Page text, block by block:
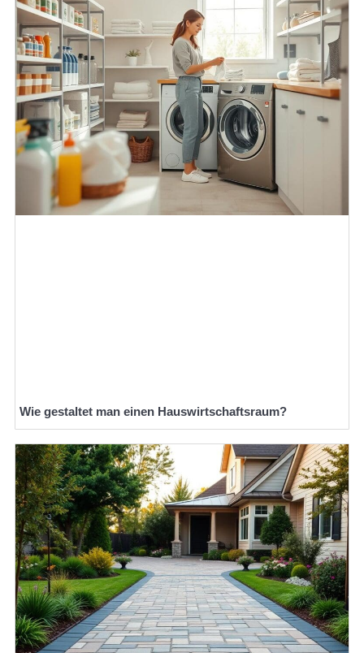
Wie gestaltet man einen Hauswirtschaftsraum?